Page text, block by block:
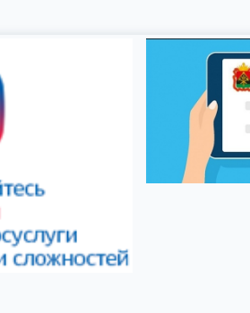
цифровое
Показать все теги